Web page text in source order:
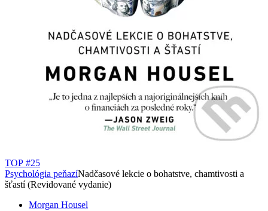
TOP #25
Psychológia peňazíNadčasové lekcie o bohatstve, chamtivosti a
šťastí (Revidované vydanie)
Morgan Housel